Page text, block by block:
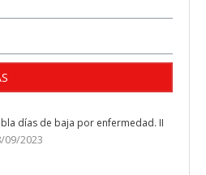
días de baja por enfermedad. II
09/2023